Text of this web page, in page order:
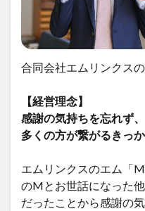
合同会社エムリンクスの
【経営理念】
感謝の気持ちを忘れず、
多くの方が繋がるきっか
エムリンクスのエム「
のMとお世話になった
だったことから感謝の